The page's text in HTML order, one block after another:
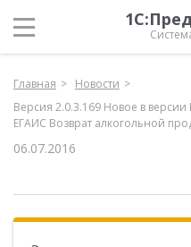
Главная
Новости
Версия 2.0.3.169 Новое в
ЕГАИС Возврат алкогольной
06.07.2016